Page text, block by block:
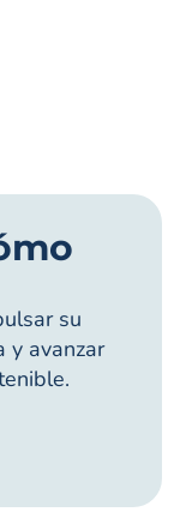
su
y avanzar